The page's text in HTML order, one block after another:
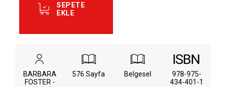
BARBARA
FOSTER -
576 Sayfa Belgesel
978-975-
434-401-1
SEPETE
EKLE